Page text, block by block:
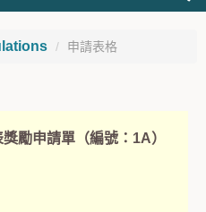
申請表格
勵申請單（編號：1A）